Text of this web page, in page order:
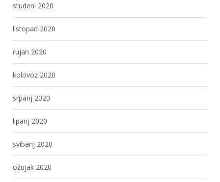
studeni 2020
listopad 2020
rujan 2020
kolovoz 2020
srpanj 2020
lipanj 2020
svibanj 2020
ožujak 2020